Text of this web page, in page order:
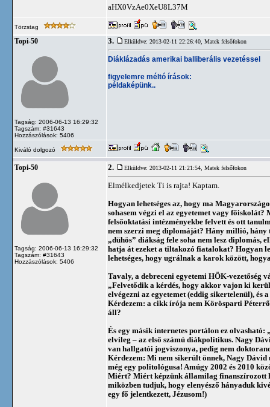
aHX0VzAe0XeU8L37M
Törzstag
Topi-50
Tagság: 2006-06-13 16:29:32
Tagszám: #31643
Hozzászólások: 5406
3. Elküldve: 2013-02-11 22:26:40, Matek felsőfokon
Diáklázadás amerikai balliberális vezetéssel
figyelemre méltó írások:
példaképünk..
Kiváló dolgozó
Topi-50
Tagság: 2006-06-13 16:29:32
Tagszám: #31643
Hozzászólások: 5406
2. Elküldve: 2013-02-11 21:21:54, Matek felsőfokon
Elmélkedjetek Ti is rajta! Kaptam.
Hogyan lehetséges az, hogy ma
sohasem végzi el az egyetemet vagy
felsőoktatási intézményekbe felvett és ott
nem szerzi meg diplomáját? Hány millió,
„dühös” diákság fele soha nem lesz diplomás,
hatja át ezeket a tiltakozó fiatalokat? Hogyan
lehetséges, hogy ugrálnak a karok között,
Tavaly, a debreceni egyetemi HÖK-vezetőség
„Felvetődik a kérdés, hogy akkor vajon ki
elvégezni az egyetemet (eddig sikertelenül),
Kérdezem: a cikk írója nem Körösparti
áll?
És egy másik internetes portálon ez
elvileg – az első számú diákpolitikus. Nagy
van hallgatói jogviszonya, pedig nem
Kérdezem: Mi nem sikerült önnek, Nagy
még egy politológusa! Amúgy 2002 és 2010
Miért? Miért képzünk államilag finanszírozott
miközben tudjuk, hogy elenyésző hányaduk
egy fő jelentkezett, Jézusom!)